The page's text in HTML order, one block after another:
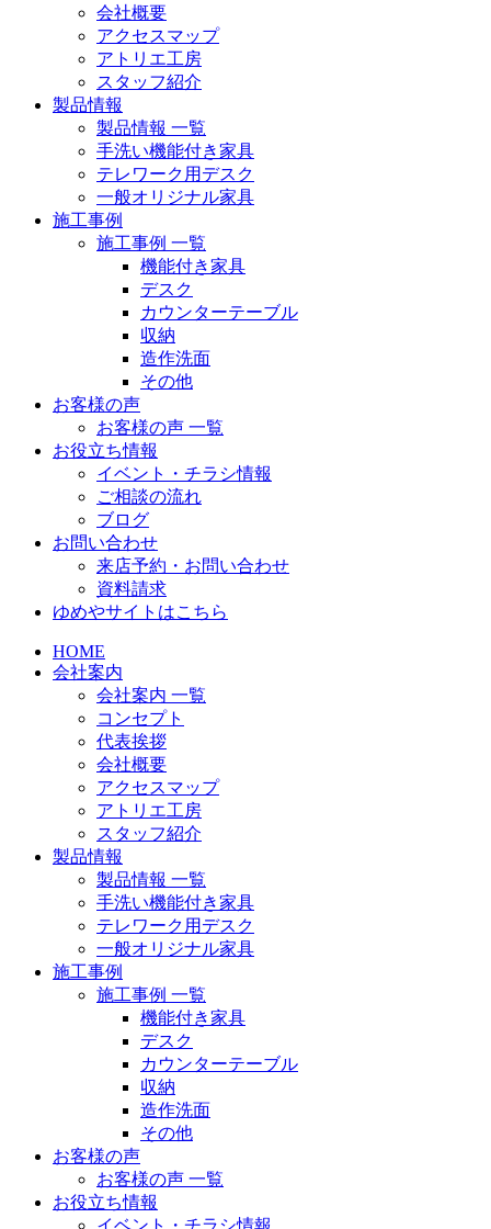
会社概要
アクセスマップ
アトリエ工房
スタッフ紹介
製品情報
製品情報 一覧
手洗い機能付き家具
テレワーク用デスク
一般オリジナル家具
施工事例
施工事例 一覧
機能付き家具
デスク
カウンターテーブル
収納
造作洗面
その他
お客様の声
お客様の声 一覧
お役立ち情報
イベント・チラシ情報
ご相談の流れ
ブログ
お問い合わせ
来店予約・お問い合わせ
資料請求
ゆめやサイトはこちら
HOME
会社案内
会社案内 一覧
コンセプト
代表挨拶
会社概要
アクセスマップ
アトリエ工房
スタッフ紹介
製品情報
製品情報 一覧
手洗い機能付き家具
テレワーク用デスク
一般オリジナル家具
施工事例
施工事例 一覧
機能付き家具
デスク
カウンターテーブル
収納
造作洗面
その他
お客様の声
お客様の声 一覧
お役立ち情報
イベント・チラシ情報